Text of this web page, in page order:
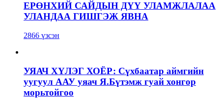
ЕРӨНХИЙ САЙДЫН ДҮҮ УЛАМЖЛАЛАА
УЛАНДАА ГИШГЭЖ ЯВНА
2866 үзсэн
УЯАЧ ХҮЛЭГ ХОЁР: Сүхбаатар аймгийн
уугуул ААУ уяач Я.Бүтэмж гуай хонгор
морьтойгоо